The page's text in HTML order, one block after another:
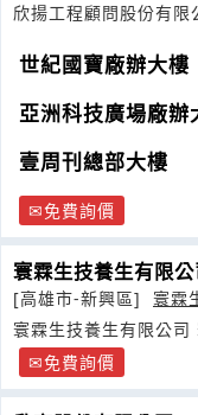
欣揚工程顧問股份有限
世紀國寶廠辦大樓
亞洲科技廣場廠辦
壹周刊總部大樓
免費詢價
寰霖生技養生有限公
[高雄市-新興區]
寰霖
寰霖生技養生有限公司 寰霖生技養生有限公司，是一個結合中國
傳統醫學與高生技
免費詢價